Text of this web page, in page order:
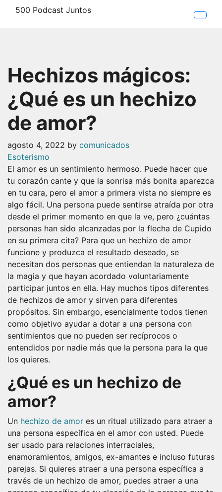
500 Podcast Juntos
Hechizos mágicos:
¿Qué es un hechizo
de amor?
agosto 4, 2022 by comunicados
Esoterismo
El amor es un sentimiento hermoso. Puede hacer que
tu corazón cante y que la sonrisa más bonita aparezca
en tu cara, pero el amor a primera vista no siempre es
algo fácil. Una persona puede sentirse atraída por otra
desde el primer momento en que la ve, pero ¿cuántas
personas han sido alcanzadas por la flecha de Cupido
en su primera cita? Para que un hechizo de amor
funcione y produzca el resultado deseado, se
necesitan dos personas que entiendan la naturaleza de
la magia y que hayan acordado voluntariamente
participar juntos en ella. Hay muchos tipos diferentes
de hechizos de amor y sirven para diferentes
propósitos. Sin embargo, esencialmente todos tienen
como objetivo ayudar a dotar a una persona con
sentimientos que no pueden ser recíprocos o
entendidos por nadie más que la persona para la que
los quieres.
¿Qué es un hechizo de
amor?
Un hechizo de amor es un ritual utilizado para atraer a
una persona específica en el amor con usted. Puede
ser usado para relaciones interraciales,
enamoramientos, amigos, ex-amantes e incluso futuras
parejas. Si quieres atraer a una persona específica a
través de un hechizo de amor, puedes atraer a una